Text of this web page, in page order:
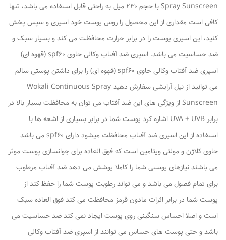
Spray Sunscreen با حجم ۲۳۰ میل به راحتی قابل استفاده می باشد، تنها
کافی است مقداری از این محصول را روس پوست خود اسپری و سپس پخش
کنید، این اسپری پوست را در برابر حرارت محافظت می کند و بسیار سبک و
ضد حساسیت می باشد. اسپری ضد آفتاب وکالی حاوی spf60 (قهوه ای)
اسپری ضد آفتاب وکالی حاوی spf60 (قهوه ای) را برای داشتن پوستی سالم
می توانید از نیل آرایشی سفارش دهید Wokali Continuous Spray
Sunscreen از ویژگی های این ضد آفتاب می توان به محافظت بسیار بالا در
برابر UVA + UVB اشاره کرد پوست شما در برابر بسیاری از اشعه ها با
استفاده از این اسپری ضد آفتاب محافظت میشود دارای spf60 می باشد
حاوی کلاژن و مولتی ویتامین است که فوق العاده برای جوانسازی پوست موثر
می باشند نیازهای پوستی شما را کاملا پوشش می دهد ضد آفتاب مرطوب
برای تمام فصول می باشد و می تواند رطوبت پوست شما را حفظ کند از
پوست شما در برابر اثرات مادون قرمز محافظت می کند فوق العاده سبک
است و اصلا احساس سنگینی روی پوست ایجاد نمی کند ضد حساسیت می
باشد و حتی پوست های حساس می توانند از اسپری ضد آفتاب وکالی